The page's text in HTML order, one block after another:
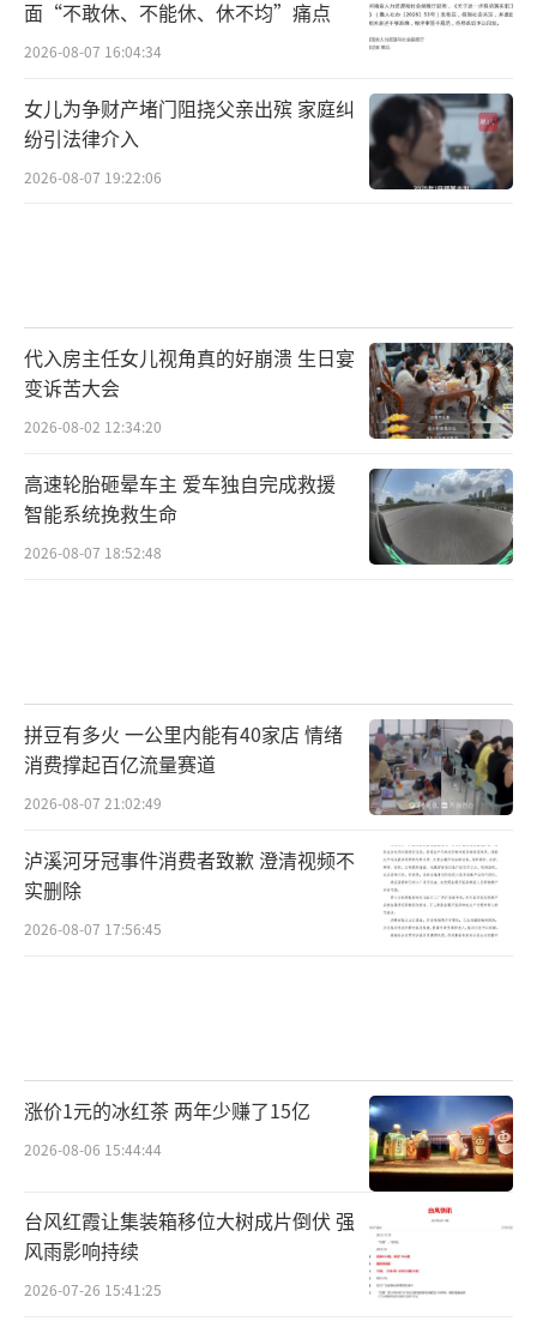
面“不敢休、不能休、休不均”痛点
2026-08-07 16:04:34
女儿为争财产堵门阻挠父亲出殡 家庭纠
纷引法律介入
2026-08-07 19:22:06
代入房主任女儿视角真的好崩溃 生日宴
变诉苦大会
2026-08-02 12:34:20
高速轮胎砸晕车主 爱车独自完成救援
智能系统挽救生命
2026-08-07 18:52:48
拼豆有多火 一公里内能有40家店 情绪
消费撑起百亿流量赛道
2026-08-07 21:02:49
泸溪河牙冠事件消费者致歉 澄清视频不
实删除
2026-08-07 17:56:45
涨价1元的冰红茶 两年少赚了15亿
2026-08-06 15:44:44
台风红霞让集装箱移位大树成片倒伏 强
风雨影响持续
2026-07-26 15:41:25